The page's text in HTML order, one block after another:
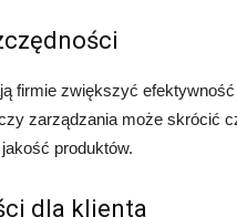
firmie zwiększyć
zarządzania może skrócić
produktów.
dla klienta